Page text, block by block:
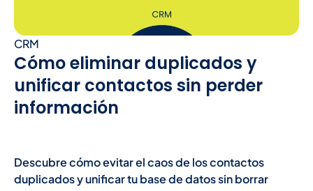
CRM
Cómo eliminar duplicados y
unificar contactos sin perder
información
Descubre cómo evitar el caos de los contactos
duplicados y unificar tu base de datos sin borrar